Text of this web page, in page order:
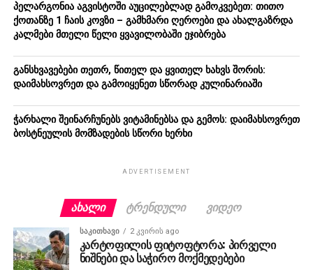
პელარგონია აგვისტოში აუცილებლად გამოკვებეთ: თითო
ქოთანზე 1 ჩაის კოვზი – გამხმარი ღეროები და ახალგაზრდა
კალმები მთელი წელი ყვავილობაში ეჯიბრება
განსხვავებები თეთრ, წითელ და ყვითელ ხახვს შორის:
დაიმახსოვრეთ და გამოიყენეთ სწორად კულინარიაში
ჭარხალი შეინარჩუნებს ვიტამინებსა და გემოს: დაიმახსოვრეთ
ბოსტნეულის მომზადების სწორი ხერხი
ADVERTISEMENT
ᲐᲮᲐᲚᲘ ᲢᲠᲔᲜᲓᲣᲚᲘ ᲕᲘᲓᲔᲝ
ᲡᲐᲙᲘᲗᲮᲐᲕᲘ 2 კვირის ago
კარტოფილის ფიტოფტორა: პირველი
ნიშნები და საჭირო მოქმედებები